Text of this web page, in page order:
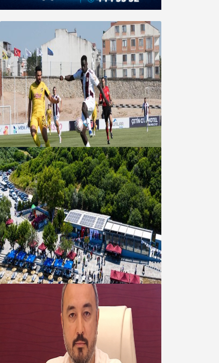
Bandırmaspor’dan 3 gollü başlangıç
08 Ağustos 2026
Bandırma Belediyesinden
Şirinçavuş’a hayat veren tesis
08 Ağustos 2026